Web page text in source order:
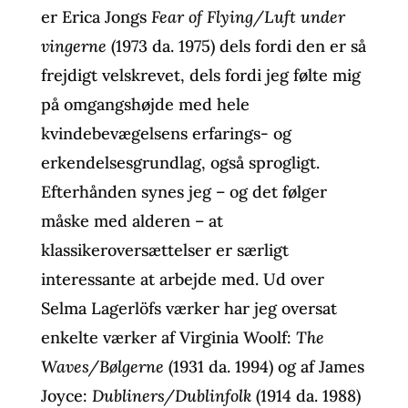
er Erica Jongs Fear of Flying/Luft under
vingerne (1973 da. 1975) dels fordi den er så
frejdigt velskrevet, dels fordi jeg følte mig
på omgangshøjde med hele
kvindebevægelsens erfarings- og
erkendelsesgrundlag, også sprogligt.
Efterhånden synes jeg – og det følger
måske med alderen – at
klassikeroversættelser er særligt
interessante at arbejde med. Ud over
Selma Lagerlöfs værker har jeg oversat
enkelte værker af Virginia Woolf: The
Waves/Bølgerne (1931 da. 1994) og af James
Joyce: Dubliners/Dublinfolk(1914 da. 1988)